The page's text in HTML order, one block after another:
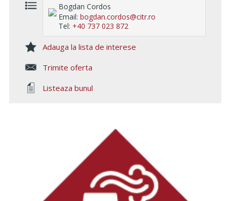
Bogdan Cordos
Email: bogdan.cordos@citr.ro
Tel: +40 737 023 872
Adauga la lista de interese
Trimite oferta
Listeaza bunul